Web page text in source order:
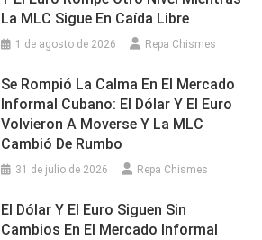
La MLC Sigue En Caída Libre
1 de agosto de 2026 Repa Chismes
Se Rompió La Calma En El Mercado
Informal Cubano: El Dólar Y El Euro
Volvieron A Moverse Y La MLC
Cambió De Rumbo
31 de julio de 2026 Repa Chismes
El Dólar Y El Euro Siguen Sin
Cambios En El Mercado Informal